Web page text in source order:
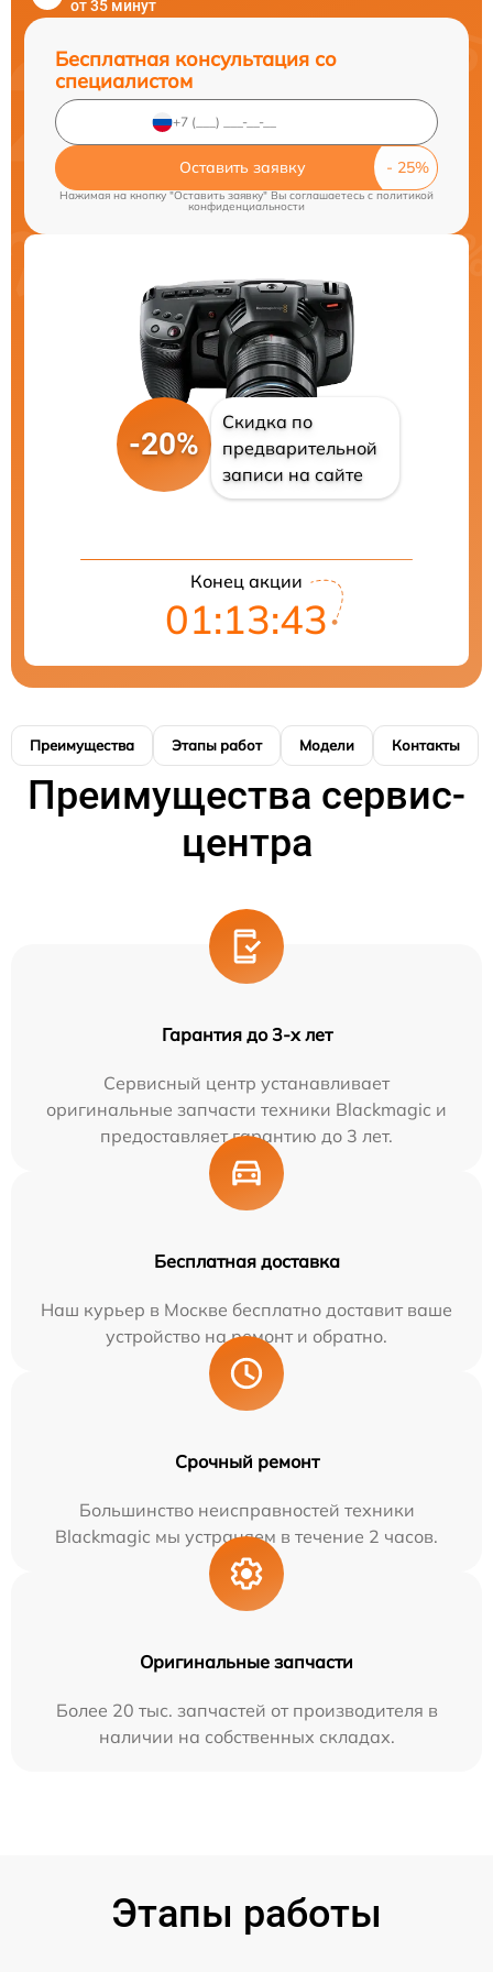
от 35 минут
Бесплатная консультация со
специалистом
Оставить заявку
Нажимая на кнопку "Оставить заявку" Вы соглашаетесь cполитикой
конфиденциальности
-20%
Скидка по
предварительной
записи на сайте
Конец акции
01:13:41
Преимущества Этапы работ Модели Контакты
Преимущества сервис-
центра
Гарантия до 3-х лет
Сервисный центр устанавливает
оригинальные запчасти техники Blackmagic и
предоставляет гарантию до 3 лет.
Бесплатная доставка
Наш курьер в Москве бесплатно доставит ваше
устройство на ремонт и обратно.
Срочный ремонт
Большинство неисправностей техники
Blackmagic мы устраняем в течение 2 часов.
Оригинальные запчасти
Более 20 тыс. запчастей от производителя в
наличии на собственных складах.
Этапы работы